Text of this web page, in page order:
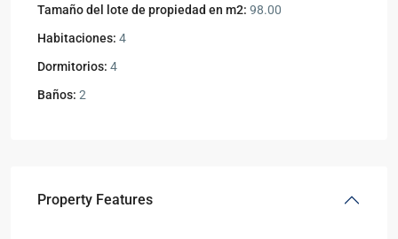
Tamaño del lote de propiedad en m2: 98.00
Habitaciones: 4
Dormitorios: 4
Baños: 2
Property Features